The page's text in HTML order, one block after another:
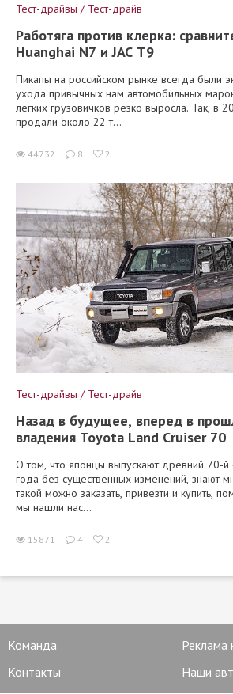
Тест-драйвы / Тест-драйв
Работяга против клерка:
Huanghai N7 и JAC T9
Пикапы на российском рынке всегда были
ухода привычных нам автомобильных
лёгких грузовичков резко выросла. Так, в
продали около 22 т...
44732 8 2
Тест-драйвы / Тест-драйв
Назад в будущее, вперед в
владения Toyota Land Cruiser 70
О том, что японцы выпускают древний 70-й
года без существенных изменений, знают
такой можно заказать, привезти и купить,
мы нашли нас...
15871 4 2
Команда
Реклама
Контакты
Наши